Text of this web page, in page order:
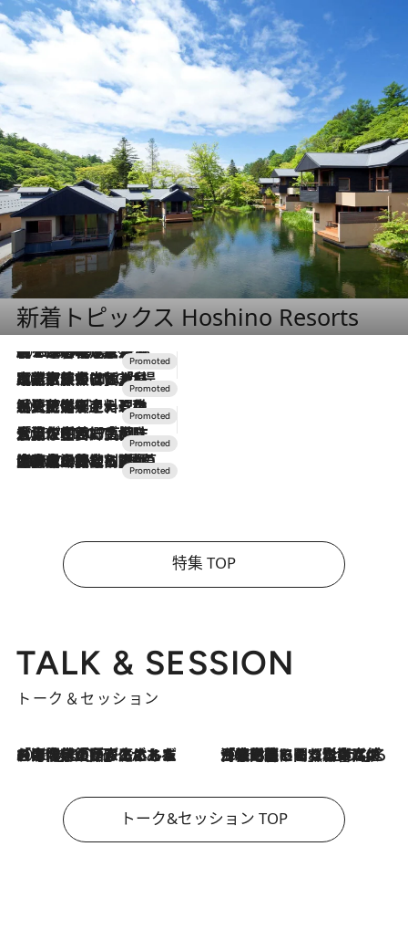
新着トピックス Hoshino Resorts
2026.8.7
【トンボの足水浴】ヒノキの香りに包まれて涼感マックス！約13℃の湧水かけ流しを避暑地「星野温泉 トンボの湯」で体験
2026.7.31
【ホテル帰省】という選択肢をOMOが提案。家族とほどよい距離を保つには「昼は実家、夜は気兼ねなくホテルで！」
2026.7.24
【夏限定ディナーコース】旬を迎える稚鮎や花ズッキーニなどをイタリア・トスカーナの郷土料理の手法で満喫！
2026.7.17
「土佐和ハーブかき氷」がOMO7高知に登場！生姜、山椒、大葉など目にも舌にも涼を呼ぶ郷土の味
2026.7.10
NEW OPEN！【界 草津】名湯の地に誕生。趣の異なる2種の温泉と上州ならではの会席・蕎麦割烹など美食を味わう究極の癒やし旅
特集 TOP
TALK & SESSION
トーク＆セッション
2026.8.3
「今後値上げがあるとすれば…」「リスクがあるのは今年の冬」エネルギー専門家が語る、ホルムズ海峡封鎖が家庭にもたらす“ある心配” 2026.8.3
「住宅建てられない…」「サーチャージ料の高値が続いている」ホルムズ海峡封鎖による影響はいつまで続く？《エネルギー専門家に聞く“どうなる日本の暮らし”》
トーク&セッション TOP